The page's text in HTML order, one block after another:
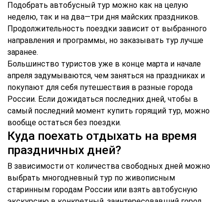
Подобрать автобусный тур можно как на целую
неделю, так и на два—три дня майских праздников.
Продолжительность поездки зависит от выбранного
направления и программы, но заказывать тур лучше
заранее.
Большинство туристов уже в конце марта и начале
апреля задумываются, чем заняться на праздниках и
покупают для себя путешествия в разные города
России. Если дожидаться последних дней, чтобы в
самый последний момент купить горящий тур, можно
вообще остаться без поездки.
Куда поехать отдыхать на время
праздничных дней?
В зависимости от количества свободных дней можно
выбрать многодневный тур по живописным
старинным городам России или взять автобусную